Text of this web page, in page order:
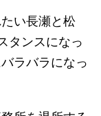
い長瀬と松
タンスになっ
ラバラになっ